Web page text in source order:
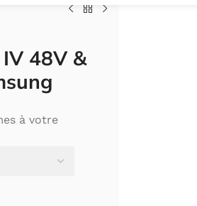
48V &
à votre